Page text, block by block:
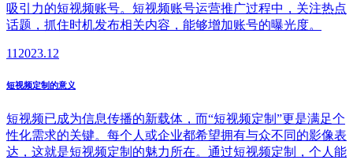
吸引力的短视频账号。短视频账号运营推广过程中，关注热点
话题，抓住时机发布相关内容，能够增加账号的曝光度。
11 2023.12
短视频定制的意义
短视频已成为信息传播的新载体，而“短视频定制”更是满足个
性化需求的关键。每个人或企业都希望拥有与众不同的影像表
达，这就是短视频定制的魅力所在。通过短视频定制，个人能